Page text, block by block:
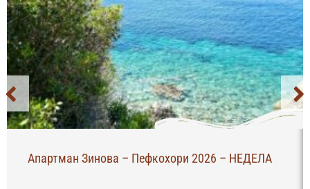
Апартман Зинова – Пефкохори 2026 – НЕДЕЛА